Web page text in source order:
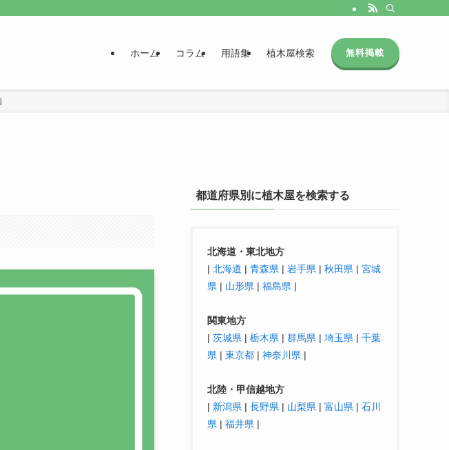
ホーム コラム 用語集 植木屋検索 無料掲載
都道府県別に植木屋を検索する
北海道・東北地方
| 北海道 | 青森県 | 岩手県 | 秋田県 | 宮城
県 | 山形県 | 福島県 |
関東地方
| 茨城県 | 栃木県 | 群馬県 | 埼玉県 | 千葉
県 | 東京都 | 神奈川県 |
北陸・ 甲信越地方
| 新潟県 | 長野県 | 山梨県 | 富山県 | 石川
県 | 福井県 |